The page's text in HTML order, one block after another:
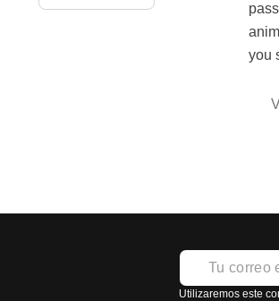
you
new
Utilizaremos este